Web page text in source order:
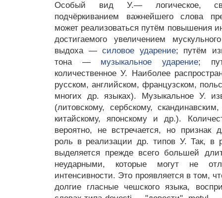
Особый вид У.— логическое,
подчёркиванием важнейшего слова
может реализоваться путём повышения
достигаемого увеличением
выдоха —силовое ударение; путём
тона — музыкальное ударение;
количественное У. Наиболее
русском, английском, французском,
многих др. языках). Музыкальное У.
(литовскому, сербскому,
китайскому, японскому и др.).
вероятно, не встречается, но признак
роль в реализации др. типов У. Так, в
выделяется прежде всего большей
неударными, которые могут не
интенсивности. Это проявляется в том,
долгие гласные чешского языка,